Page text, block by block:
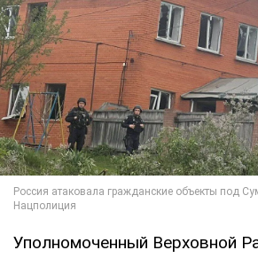
Уполномоченный Верховной